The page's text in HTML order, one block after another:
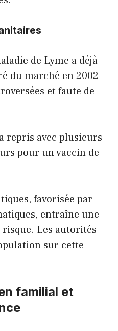
de Lyme a déjà
du marché en 2002
et faute de
repris avec plusieurs
pour un vaccin de
favorisée par
entraîne une
risque. Les autorités
sur cette
familial et